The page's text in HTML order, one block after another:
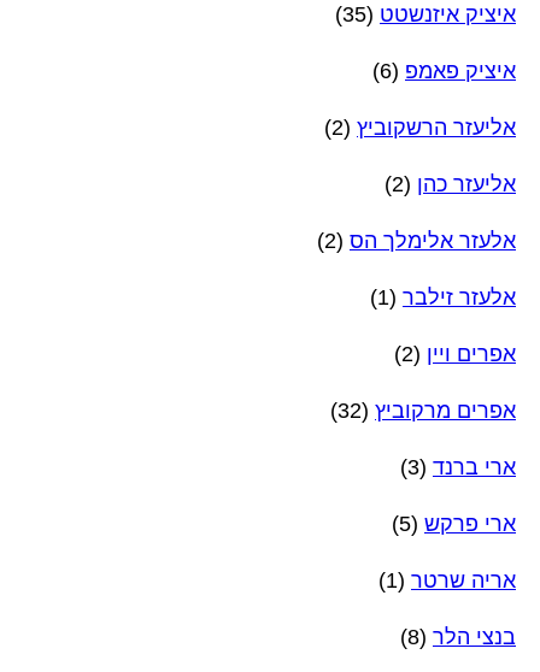
איציק איזנשטט (35)
איציק פאמפ (6)
אליעזר הרשקוביץ (2)
אליעזר כהן (2)
אלעזר אלימלך הס (2)
אלעזר זילבר (1)
אפרים ויין (2)
אפרים מרקוביץ (32)
ארי ברנד (3)
ארי פרקש (5)
אריה שרטר (1)
בנצי הלר (8)